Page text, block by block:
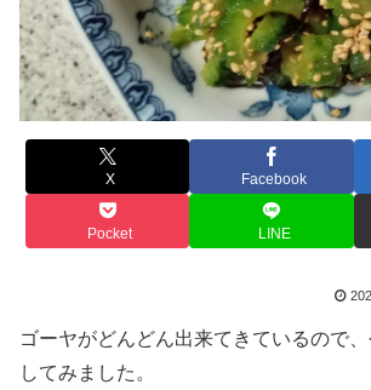
X Facebook
Pocket LINE
ゴーヤがどんどん出来てきているので
してみました。